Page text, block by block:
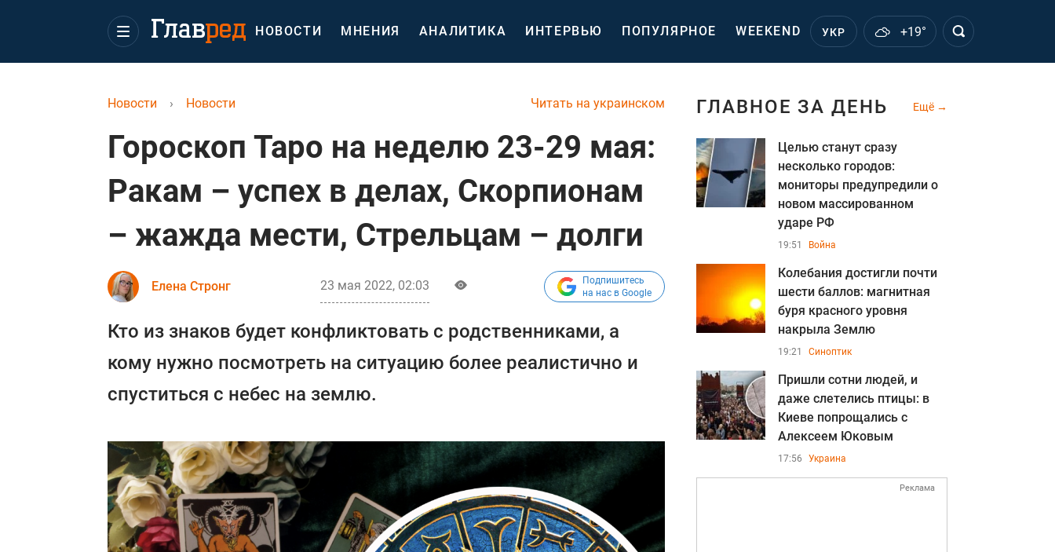
НОВОСТИ МНЕНИЯ АНАЛИТИКА ИНТЕРВЬЮ ПОПУЛЯРНОЕ WEEKEND УКР +19°
Читать на украинском
Новости › Новости
Гороскоп Таро на неделю 23-29 мая:
Ракам – успех в делах, Скорпионам
– жажда мести, Стрельцам – долги
Елена Стронг 23 мая 2022, 02:03
Подпишитесь
на нас в Google
Кто из знаков будет конфликтовать с родственниками, а
кому нужно посмотреть на ситуацию более реалистично и
спуститься с небес на землю.
ГЛАВНОЕ ЗА ДЕНЬ Ещё
Целью станут сразу
несколько городов:
мониторы предупредили о
новом массированном
ударе РФ
19:51 Война
Колебания достигли почти
шести баллов: магнитная
буря красного уровня
накрыла Землю
19:21 Синоптик
Пришли сотни людей, и
даже слетелись птицы: в
Киеве попрощались с
Алексеем Юковым
17:56 Украина
Реклама